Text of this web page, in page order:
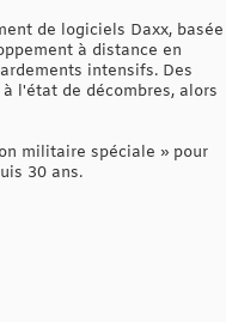
de logiciels Daxx, basée
à distance en
intensifs. Des
l'état de décombres, alors
militaire spéciale » pour
30 ans.